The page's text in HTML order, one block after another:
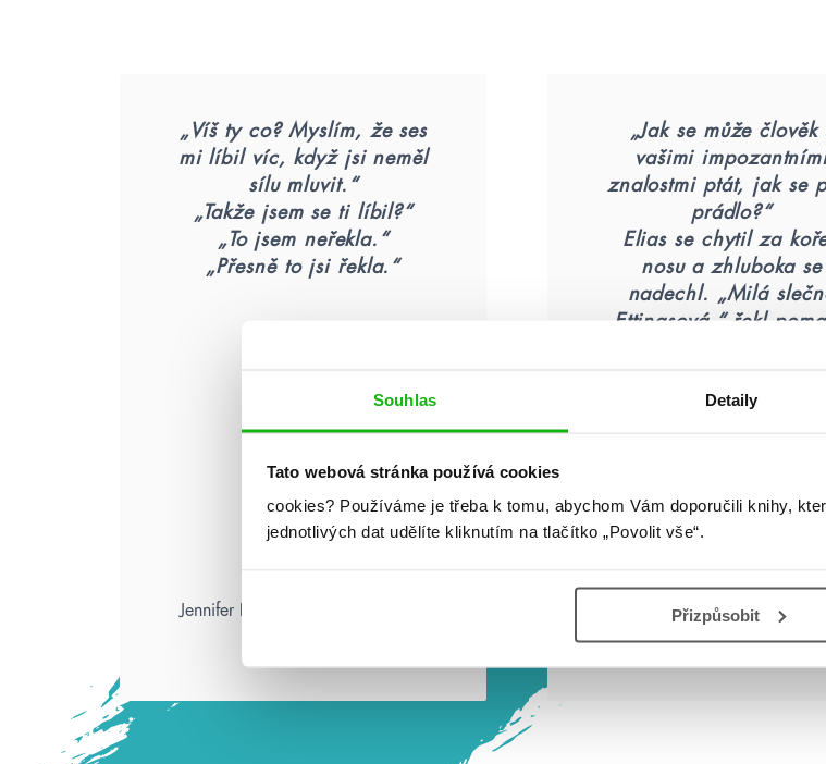
Souhlas Detaily
Tato webová stránka používá cookies
cookies? Používáme je třeba k tomu, abychom Vám doporučili knihy,
jednotlivých dat udělíte kliknutím na tlačítko „Povolit vše“.
Přizpůsobit
„Víš ty co? Myslím, že ses
mi líbil víc, když jsi neměl
sílu mluvit.“
„Takže jsem se ti líbil?“
„To jsem neřekla.“
„Přesně to jsi řekla.“
Jennifer L. Armentrout: Pád zkázy
„Jak se může člověk
vašimi
znalostmi ptát, jak se
prádlo?“
Elias se chytil za
nosu a zhluboka se
nadechl. „Milá
Ettingsová,“ řekl
prádle a perete si šaty